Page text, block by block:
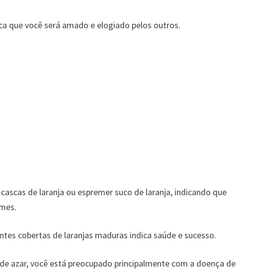
que você será amado e elogiado pelos outros.
de laranja ou espremer suco de laranja, indicando que
cobertas de laranjas maduras indica saúde e sucesso.
azar, você está preocupado principalmente com a doença de